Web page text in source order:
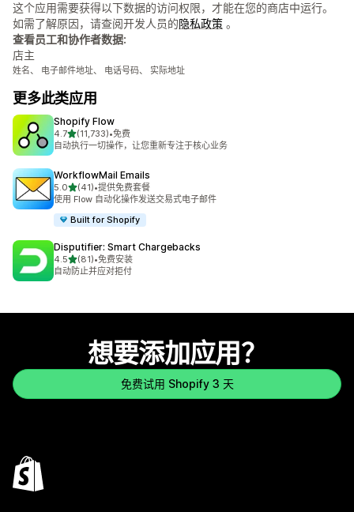
这个应用需要获得以下数据的访问权限，才能在您的商店中运行。
如需了解原因，请查阅开发人员的隐私政策 。
查看员工和协作者数据:
店主
姓名、 电子邮件地址、 电话号码、 实际地址
更多此类应用
Shopify Flow
4.7星（满分 5 星）
(11,733)
总共 11733 条评论
•免费
自动执行一切操作，让您重新专注于核心业务
WorkflowMail Emails
5.0星（满分 5 星）
(41)
总共 41 条评论
•提供免费套餐
使用 Flow 自动化操作发送交易式电子邮件
Built for Shopify
Disputifier: Smart Chargebacks
4.5星（满分 5 星）
(81)
总共 81 条评论
•免费安装
自动防止并应对拒付
想要添加应用？
免费试用 Shopify 3 天